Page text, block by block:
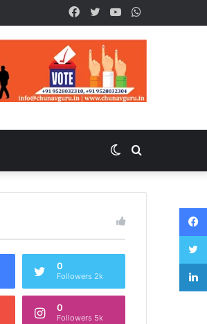
YouTube
Twitter
Facebook
for
Switch
skin
0
Followers 2k
0
Followers 5k